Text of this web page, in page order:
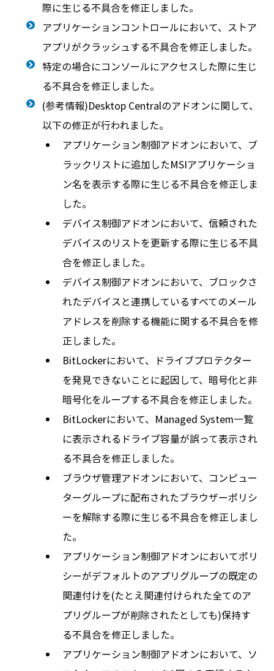
際に生じる不具合を修正しました。
アプリケーションコントロールにおいて、ストア
アプリがクラッシュする不具合を修正しました。
特定の場合にコンソールにアクセスした際に生じ
る不具合を修正しました。
(参考情報)Desktop Centralのアドオンに関して、
以下の修正が行われました。
アプリケーション制御アドオンにおいて、ブ
ラックリストに追加したMSIアプリケーショ
ン名を表示する際に生じる不具合を修正しま
した。
デバイス制御アドオンにおいて、信頼された
デバイスのリストを更新する際に生じる不具
合を修正しました。
デバイス制御アドオンにおいて、ブロックさ
れたデバイスと連携しているすべてのメール
アドレスを削除する機能に関する不具合を修
正しました。
BitLockerにおいて、ドライブプロテクター
を発見できないことに起因して、暗号化と非
暗号化をループする不具合を修正しました。
BitLockerにおいて、Managed System一覧
に表示されるドライブ容量が誤って表示され
る不具合を修正しました。
ブラウザ管理アドオンにおいて、コンピュー
ターグループに配布されたブラウザーポリシ
ーを解除する際に生じる不具合を修正しまし
た。
アプリケーション制御アドオンにおいてポリ
シーがデフォルトのアプリグループの既定の
関連付けを(たとえ関連付けられた全てのア
プリグループが削除されたとしても)保持す
る不具合を修正しました。
アプリケーション制御アドオンにおいて、ソ